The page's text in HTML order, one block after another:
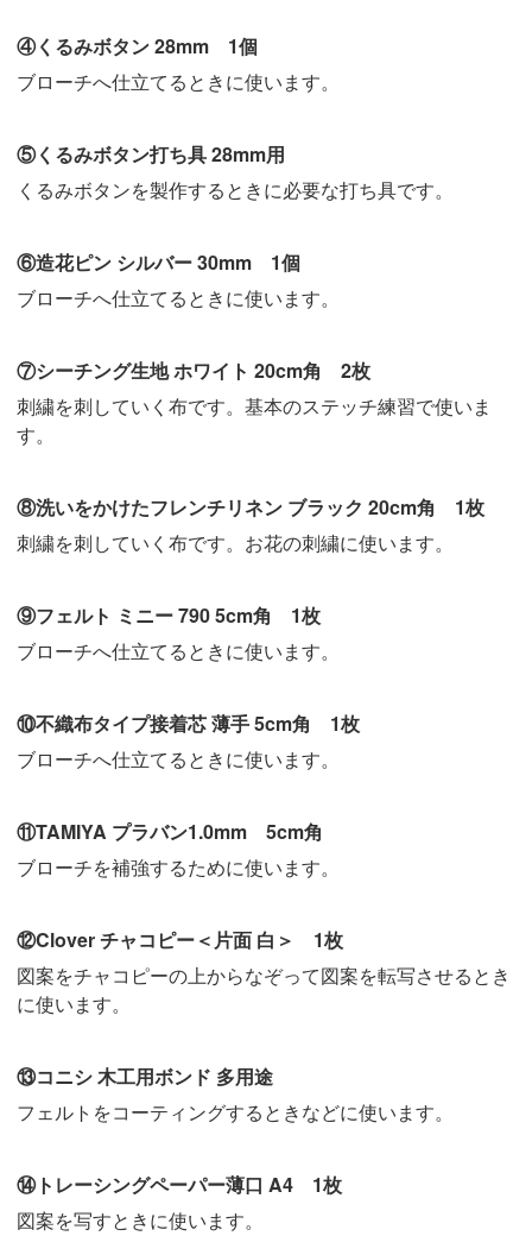
④くるみボタン 28mm 1個
ブローチへ仕立てるときに使います。
⑤くるみボタン打ち具 28mm用
くるみボタンを製作するときに必要な打ち具です。
⑥造花ピン シルバー 30mm 1個
ブローチへ仕立てるときに使います。
⑦シーチング生地 ホワイト 20cm角 2枚
刺繍を刺していく布です。基本のステッチ練習で使いま
す。
⑧洗いをかけたフレンチリネン ブラック 20cm角 1枚
刺繍を刺していく布です。お花の刺繍に使います。
⑨フェルト ミニー 790 5cm角 1枚
ブローチへ仕立てるときに使います。
⑩不織布タイプ接着芯 薄手 5cm角 1枚
ブローチへ仕立てるときに使います。
⑪TAMIYA プラバン1.0mm 5cm角
ブローチを補強するために使います。
⑫Clover チャコピー＜片面 白＞ 1枚
図案をチャコピーの上からなぞって図案を転写させるとき
に使います。
⑬コニシ 木工用ボンド 多用途
フェルトをコーティングするときなどに使います。
⑭トレーシングペーパー薄口 A4 1枚
図案を写すときに使います。